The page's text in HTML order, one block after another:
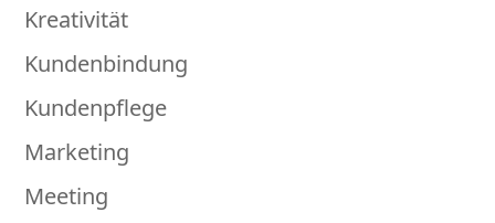
Kreativität
Kundenbindung
Kundenpflege
Marketing
Meeting